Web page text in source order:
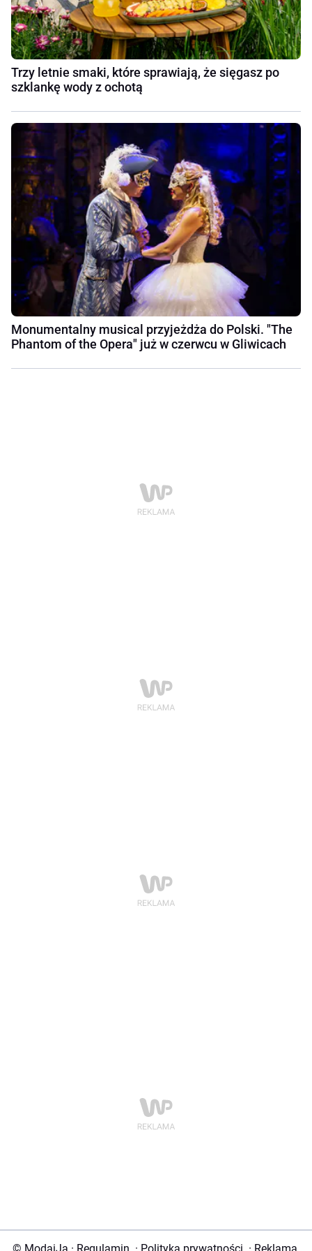
Trzy letnie smaki, które sprawiają, że sięgasz po
szklankę wody z ochotą
Monumentalny musical przyjeżdża do Polski. "The
Phantom of the Opera" już w czerwcu w Gliwicach